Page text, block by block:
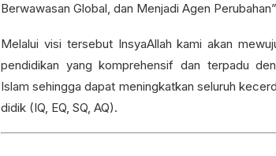
Berwawasan Global, dan Menjadi Agen
Melalui visi tersebut InsyaAllah kami akan
pendidikan yang komprehensif dan terpadu
Islam sehingga dapat meningkatkan seluruh
didik (IQ, EQ, SQ, AQ).